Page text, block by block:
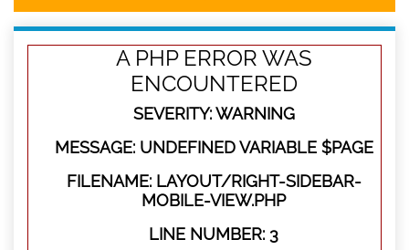
A PHP ERROR WAS
ENCOUNTERED
SEVERITY: WARNING
MESSAGE: UNDEFINED VARIABLE $PAGE
FILENAME: LAYOUT/RIGHT-SIDEBAR-
MOBILE-VIEW.PHP
LINE NUMBER: 3